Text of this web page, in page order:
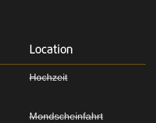
Location
Hochzeit
Mondscheinfahrt